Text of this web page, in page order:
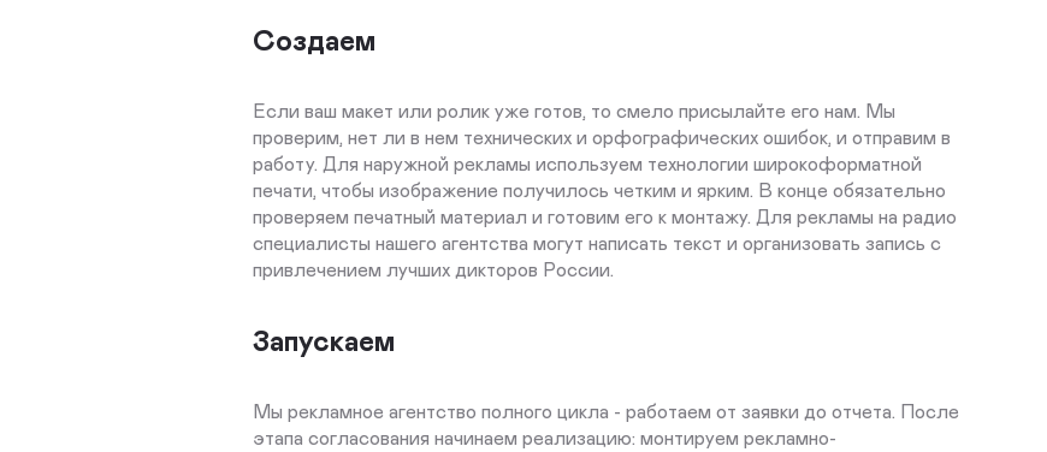
Создаем
Если ваш макет или ролик уже готов, то смело присылайте его нам. Мы
проверим, нет ли в нем технических и орфографических ошибок, и отправим в
работу. Для наружной рекламы используем технологии широкоформатной
печати, чтобы изображение получилось четким и ярким. В конце обязательно
проверяем печатный материал и готовим его к монтажу. Для рекламы на радио
специалисты нашего агентства могут написать текст и организовать запись с
привлечением лучших дикторов России.
Запускаем
Мы рекламное агентство полного цикла - работаем от заявки до отчета. После
этапа согласования начинаем реализацию: монтируем рекламно-